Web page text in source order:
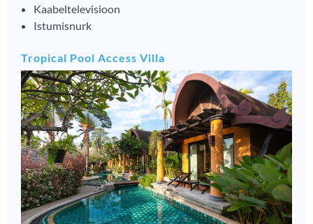
Kaabeltelevisioon
Istumisnurk
Tropical Pool Access Villa